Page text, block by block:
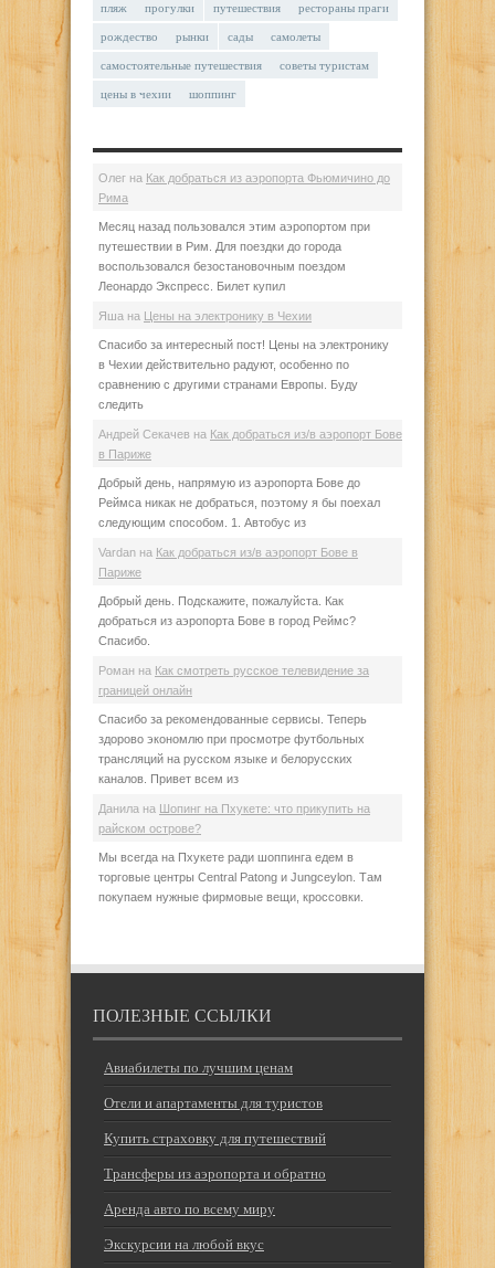
пляж прогулки путешествия рестораны праги
рождество рынки сады самолеты
самостоятельные путешествия советы туристам
цены в чехии шоппинг
Олег на Как добраться из аэропорта Фьюмичино до
Рима
Месяц назад пользовался этим аэропортом при
путешествии в Рим. Для поездки до города
воспользовался безостановочным поездом
Леонардо Экспресс. Билет купил
Яша на Цены на электронику в Чехии
Спасибо за интересный пост! Цены на электронику
в Чехии действительно радуют, особенно по
сравнению с другими странами Европы. Буду
следить
Андрей Секачев на Как добраться из/в аэропорт Бове
в Париже
Добрый день, напрямую из аэропорта Бове до
Реймса никак не добраться, поэтому я бы поехал
следующим способом. 1. Автобус из
Vardan на Как добраться из/в аэропорт Бове в
Париже
Добрый день. Подскажите, пожалуйста. Как
добраться из аэропорта Бове в город Реймс?
Спасибо.
Роман на Как смотреть русское телевидение за
границей онлайн
Спасибо за рекомендованные сервисы. Теперь
здорово экономлю при просмотре футбольных
трансляций на русском языке и белорусских
каналов. Привет всем из
Данила на Шопинг на Пхукете: что прикупить на
райском острове?
Мы всегда на Пхукете ради шоппинга едем в
торговые центры Central Patong и Jungceylon. Там
покупаем нужные фирмовые вещи, кроссовки.
ПОЛЕЗНЫЕ ССЫЛКИ
Авиабилеты по лучшим ценам
Отели и апартаменты для туристов
Купить страховку для путешествий
Трансферы из аэропорта и обратно
Аренда авто по всему миру
Экскурсии на любой вкус